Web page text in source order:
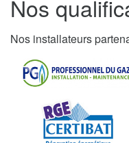
Nos
Nos installateurs